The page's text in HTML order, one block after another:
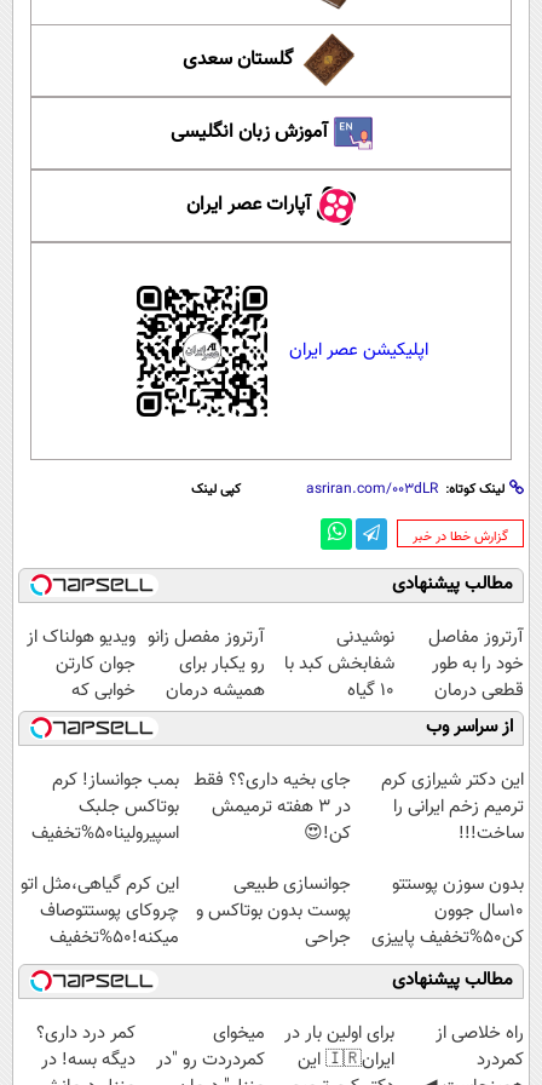
گلستان سعدی
آموزش زبان انگلیسی
آپارات عصر ایران
اپلیکیشن عصر ایران
لینک کوتاه: کپی لینک
‌گزارش خطا در خبر
مطالب پیشنهادی
آرتروز مفاصل
خود را به طور
قطعی درمان
کنید!
◗پرسش‌نامه◖
نوشیدنی
شفابخش کبد با
10 گیاه
موثر(تخفیف تا
امشب)
آرتروز مفصل زانو
رو یکبار برای
همیشه درمان
کن!
◗پرسش‌نامه◖
ویدیو هولناک از
جوان کارتن
خوابی که
میلیاردر شد.
آموزش رایگان
از سراسر وب
این دکتر شیرازی کرم
ترمیم زخم ایرانی را
ساخت!!!
جای بخیه داری؟؟ فقط
در 3 هفته ترمیمش
کن!😍
بمب جوانساز! کرم
بوتاکس جلبک
اسپیرولینا50%تخفیف
بدون سوزن پوستتو
10سال جوون
کن50%تخفیف پاییزی
جوانسازی طبیعی
پوست بدون بوتاکس و
جراحی
این کرم گیاهی،مثل اتو
چروکای پوستتوصاف
میکنه!50%تخفیف
مطالب پیشنهادی
‌راه خلاصی از
کمردرد
برای اولین بار در
ایران🇮🇷 این
میخوای
کمردردت رو "در
کمر درد داری؟
دیگه بسه! در